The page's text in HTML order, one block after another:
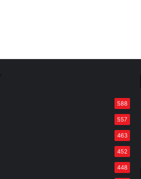
588
557
463
452
448